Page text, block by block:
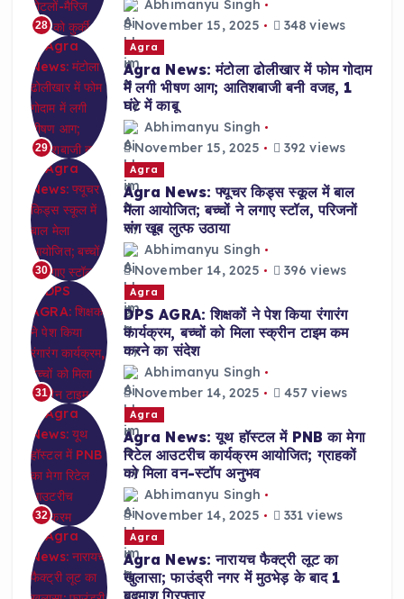
28
Abhimanyu Singh
November 15, 2025
348 views
29
Agra
Agra News: मंटोला ढोलीखार में फोम गोदाम
में लगी भीषण आग; आतिशबाजी बनी वजह, 1
घंटे में काबू
Abhimanyu Singh
November 15, 2025
392 views
30
Agra
Agra News: फ्यूचर किड्स स्कूल में बाल
मेला आयोजित; बच्चों ने लगाए स्टॉल, परिजनों
संग खूब लुत्फ उठाया
Abhimanyu Singh
November 14, 2025
396 views
31
Agra
DPS AGRA: शिक्षकों ने पेश किया रंगारंग
कार्यक्रम, बच्चों को मिला स्क्रीन टाइम कम
करने का संदेश
Abhimanyu Singh
November 14, 2025
457 views
32
Agra
Agra News: यूथ हॉस्टल में PNB का मेगा
रिटेल आउटरीच कार्यक्रम आयोजित; ग्राहकों
को मिला वन-स्टॉप अनुभव
Abhimanyu Singh
November 14, 2025
331 views
Agra
Agra News: नारायच फैक्ट्री लूट का
खुलासा; फाउंड्री नगर में मुठभेड़ के बाद 1
बदमाश गिरफ्तार